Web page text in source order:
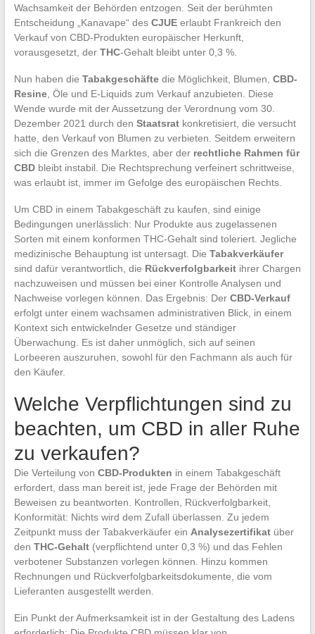
Wachsamkeit der Behörden entzogen. Seit der berühmten
Entscheidung „Kanavape“ des CJUEerlaubt Frankreich den
Verkauf von CBD-Produkten europäischer Herkunft,
vorausgesetzt, der THC-Gehalt bleibt unter 0,3 %.
Nun haben die Tabakgeschäftedie Möglichkeit, Blumen, CBD-
Resine, Öle und E-Liquids zum Verkauf anzubieten. Diese
Wende wurde mit der Aussetzung der Verordnung vom 30.
Dezember 2021 durch den Staatsratkonkretisiert, die versucht
hatte, den Verkauf von Blumen zu verbieten. Seitdem erweitern
sich die Grenzen des Marktes, aber der rechtliche Rahmen für
CBDbleibt instabil. Die Rechtsprechung verfeinert schrittweise,
was erlaubt ist, immer im Gefolge des europäischen Rechts.
Um CBD in einem Tabakgeschäft zu kaufen, sind einige
Bedingungen unerlässlich: Nur Produkte aus zugelassenen
Sorten mit einem konformen THC-Gehalt sind toleriert. Jegliche
medizinische Behauptung ist untersagt. Die Tabakverkäufer
sind dafür verantwortlich, die Rückverfolgbarkeitihrer Chargen
nachzuweisen und müssen bei einer Kontrolle Analysen und
Nachweise vorlegen können. Das Ergebnis: Der CBD-Verkauf
erfolgt unter einem wachsamen administrativen Blick, in einem
Kontext sich entwickelnder Gesetze und ständiger
Überwachung. Es ist daher unmöglich, sich auf seinen
Lorbeeren auszuruhen, sowohl für den Fachmann als auch für
den Käufer.
Welche Verpflichtungen sind zu
beachten, um CBD in aller Ruhe
zu verkaufen?
Die Verteilung von CBD-Produkten in einem Tabakgeschäft
erfordert, dass man bereit ist, jede Frage der Behörden mit
Beweisen zu beantworten. Kontrollen, Rückverfolgbarkeit,
Konformität: Nichts wird dem Zufall überlassen. Zu jedem
Zeitpunkt muss der Tabakverkäufer ein Analysezertifikatüber
den THC-Gehalt(verpflichtend unter 0,3 %) und das Fehlen
verbotener Substanzen vorlegen können. Hinzu kommen
Rechnungen und Rückverfolgbarkeitsdokumente, die vom
Lieferanten ausgestellt werden.
Ein Punkt der Aufmerksamkeit ist in der Gestaltung des Ladens